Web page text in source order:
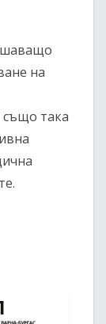
на
така